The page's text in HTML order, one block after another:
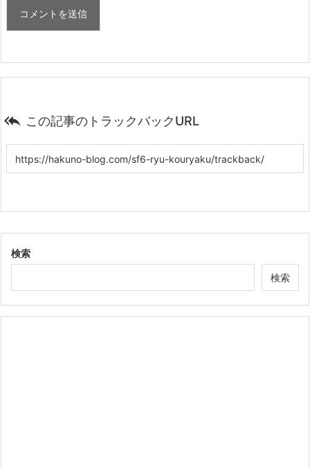
 この記事のトラックバックURL
検索
検索